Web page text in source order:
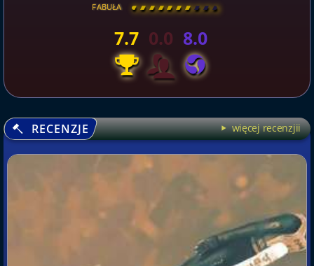
FABUŁA [ \ \ \ \ \ \ \ \ ]
7.7 0.0 8.0
RECENZJE więcej recenzjii